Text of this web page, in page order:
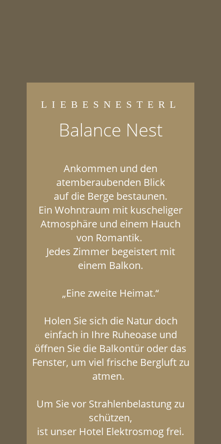
LIEBESNESTERL
Balance Nest
Ankommen und den
atemberaubenden Blick
auf die Berge bestaunen.
Ein Wohntraum mit kuscheliger
Atmosphäre und einem Hauch
von Romantik.
Jedes Zimmer begeistert mit
einem Balkon.
„Eine zweite Heimat.“
Holen Sie sich die Natur doch
einfach in Ihre Ruheoase und
öffnen Sie die Balkontür oder das
Fenster, um viel frische Bergluft zu
atmen.
Um Sie vor Strahlenbelastung zu
schützen,
ist unser Hotel Elektrosmog frei.